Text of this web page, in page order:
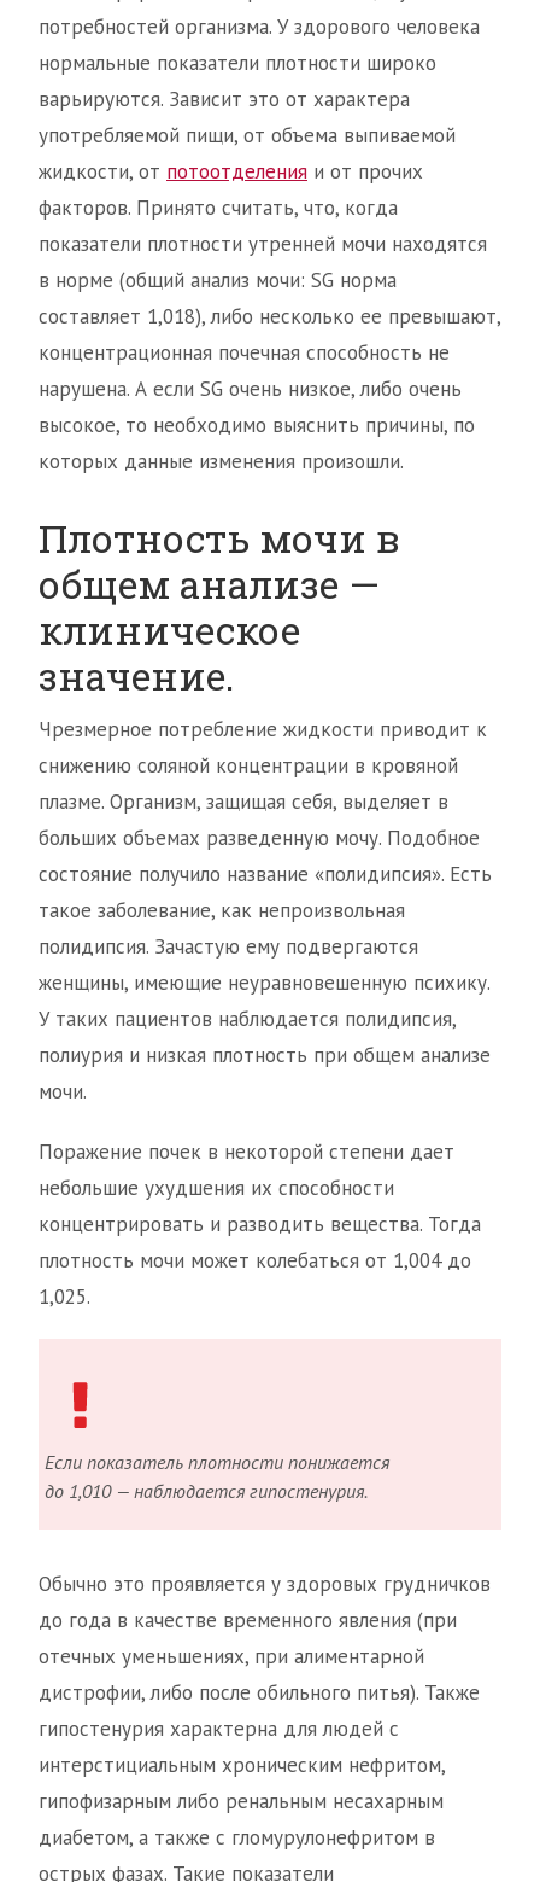
потребностей организма. У здорового человека
нормальные показатели плотности широко
варьируются. Зависит это от характера
употребляемой пищи, от объема выпиваемой
жидкости, от потоотделения и от прочих
факторов. Принято считать, что, когда
показатели плотности утренней мочи находятся
в норме (общий анализ мочи: SG норма
составляет 1,018), либо несколько ее превышают,
концентрационная почечная способность не
нарушена. А если SG очень низкое, либо очень
высокое, то необходимо выяснить причины, по
которых данные изменения произошли.
Плотность мочи в
общем анализе —
клиническое
значение.
Чрезмерное потребление жидкости приводит к
снижению соляной концентрации в кровяной
плазме. Организм, защищая себя, выделяет в
больших объемах разведенную мочу. Подобное
состояние получило название «полидипсия». Есть
такое заболевание, как непроизвольная
полидипсия. Зачастую ему подвергаются
женщины, имеющие неуравновешенную психику.
У таких пациентов наблюдается полидипсия,
полиурия и низкая плотность при общем анализе
мочи.
Поражение почек в некоторой степени дает
небольшие ухудшения их способности
концентрировать и разводить вещества. Тогда
плотность мочи может колебаться от 1,004 до
1,025.
Если показатель плотности понижается
до 1,010 — наблюдается гипостенурия.
Обычно это проявляется у здоровых грудничков
до года в качестве временного явления (при
отечных уменьшениях, при алиментарной
дистрофии, либо после обильного питья). Также
гипостенурия характерна для людей с
интерстициальным хроническим нефритом,
гипофизарным либо ренальным несахарным
диабетом, а также с гломурулонефритом в
острых фазах. Такие показатели